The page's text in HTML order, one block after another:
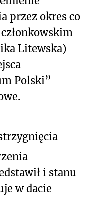
przez okres co
Litewska)
Polski”
i stanu
w dacie